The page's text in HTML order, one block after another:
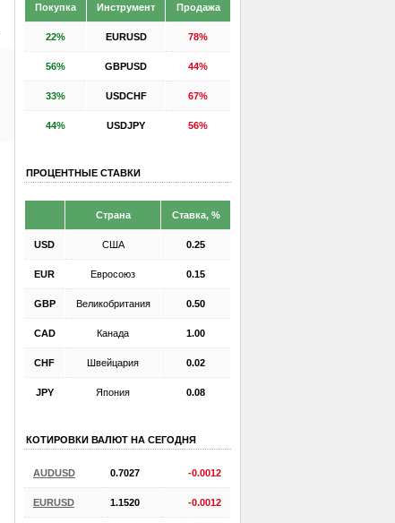
Покупка Инструмент Продажа
22% EURUSD 78%
56% GBPUSD 44%
33% USDCHF 67%
44% USDJPY 56%
ПРОЦЕНТНЫЕ СТАВКИ
Страна Ставка, %
USD США 0.25
EUR Евросоюз 0.15
GBP Великобритания 0.50
CAD Канада 1.00
CHF Швейцария 0.02
JPY Япония 0.08
КОТИРОВКИ ВАЛЮТ НА СЕГОДНЯ
AUDUSD 0.7027 -0.0012
EURUSD 1.1520 -0.0012